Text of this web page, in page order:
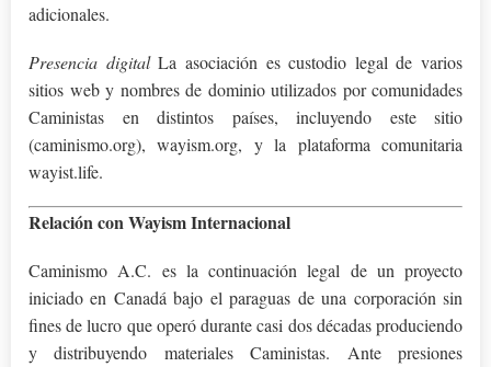
adicionales.
Presencia digitalLa asociación es custodio legal de varios
sitios web y nombres de dominio utilizados por comunidades
Caministas en distintos países, incluyendo este sitio
(caminismo.org), wayism.org, y la plataforma comunitaria
wayist.life.
Relación con Wayism Internacional
Caminismo A.C. es la continuación legal de un proyecto
iniciado en Canadá bajo el paraguas de una corporación sin
fines de lucro que operó durante casi dos décadas produciendo
y distribuyendo materiales Caministas. Ante presiones